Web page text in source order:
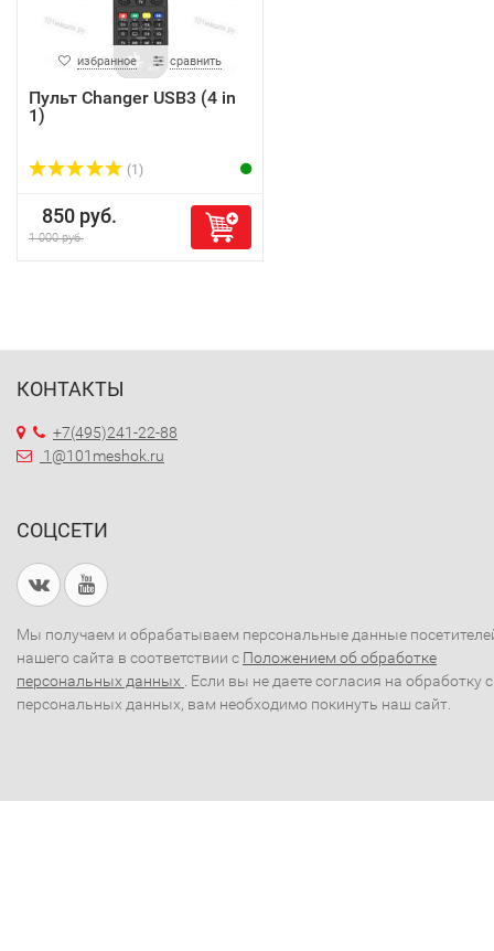
избранное сравнить
Пульт Changer USB3 (4 in
1)
(1)
850 руб.
1 000 руб.
КОНТАКТЫ
+7(495)241-22-88
1@101meshok.ru
СОЦСЕТИ
Мы получаем и обрабатываем персональные данные
нашего сайта в соответствии с Положением об обработке
персональных данных . Если вы не даете согласия на обработку
персональных данных, вам необходимо покинуть наш сайт.